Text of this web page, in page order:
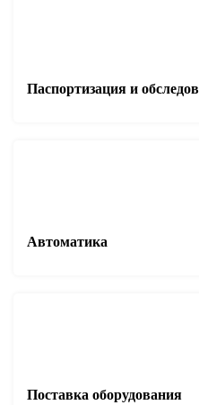
Паспортизация и
Автоматика
Поставка оборудования